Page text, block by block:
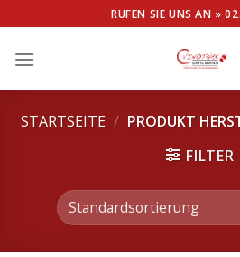
to
content
RUFEN SIE UNS AN »
STARTSEITE / PRODUKT
FILTER